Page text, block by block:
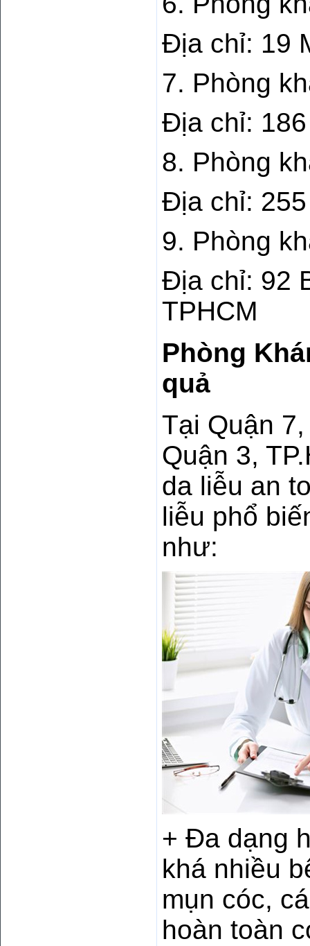
Địa chỉ: 19
7. Phòng
Địa chỉ:
8. Phòng
Địa chỉ:
9. Phòng
Địa chỉ: 92
TPHCM
Phòng
quả
Tại Quận
Quận 3,
da liễu an
liễu phổ
như:
+ Đa dạng
khá nhiều
mụn cóc,
hoàn toàn